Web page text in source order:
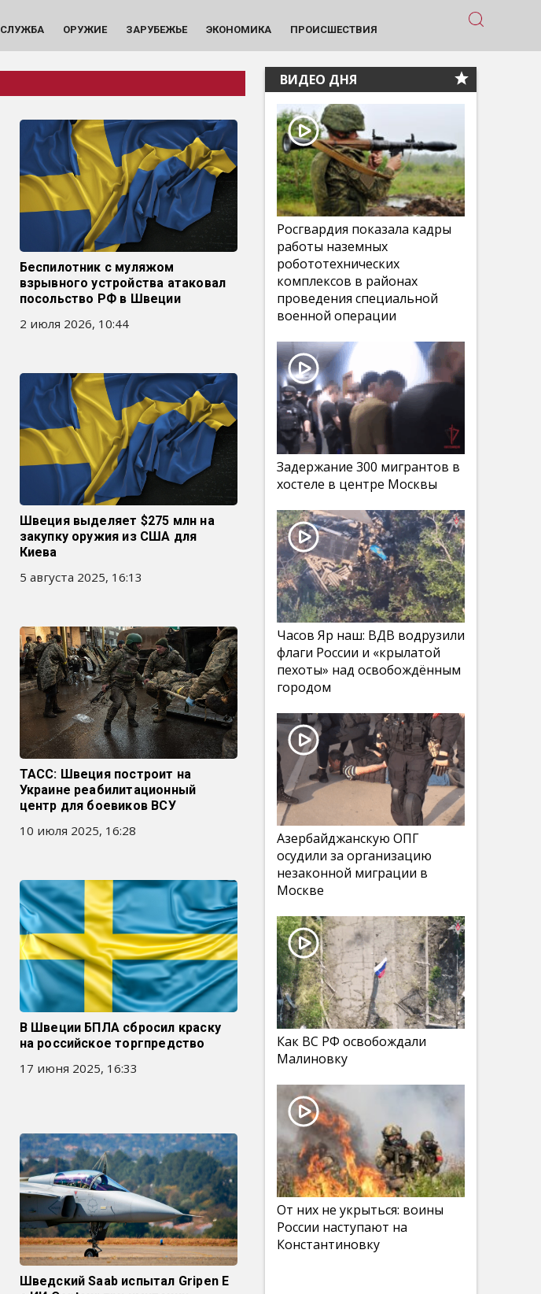
СЛУЖБА ОРУЖИЕ ЗАРУБЕЖЬЕ ЭКОНОМИКА ПРОИСШЕСТВИЯ
Беспилотник с муляжом
взрывного устройства атаковал
посольство РФ в Швеции
2 июля 2026, 10:44
Швеция выделяет $275 млн на
закупку оружия из США для
Киева
5 августа 2025, 16:13
ТАСС: Швеция построит на
Украине реабилитационный
центр для боевиков ВСУ
10 июля 2025, 16:28
В Швеции БПЛА сбросил краску
на российское торгпредство
17 июня 2025, 16:33
Шведский Saab испытал Gripen E
ВИДЕО ДНЯ
Росгвардия показала кадры
работы наземных
робототехнических
комплексов в районах
проведения специальной
военной операции
Задержание 300 мигрантов в
хостеле в центре Москвы
Часов Яр наш: ВДВ водрузили
флаги России и «крылатой
пехоты» над освобождённым
городом
Азербайджанскую ОПГ
осудили за организацию
незаконной миграции в
Москве
Как ВС РФ освобождали
Малиновку
От них не укрыться: воины
России наступают на
Константиновку